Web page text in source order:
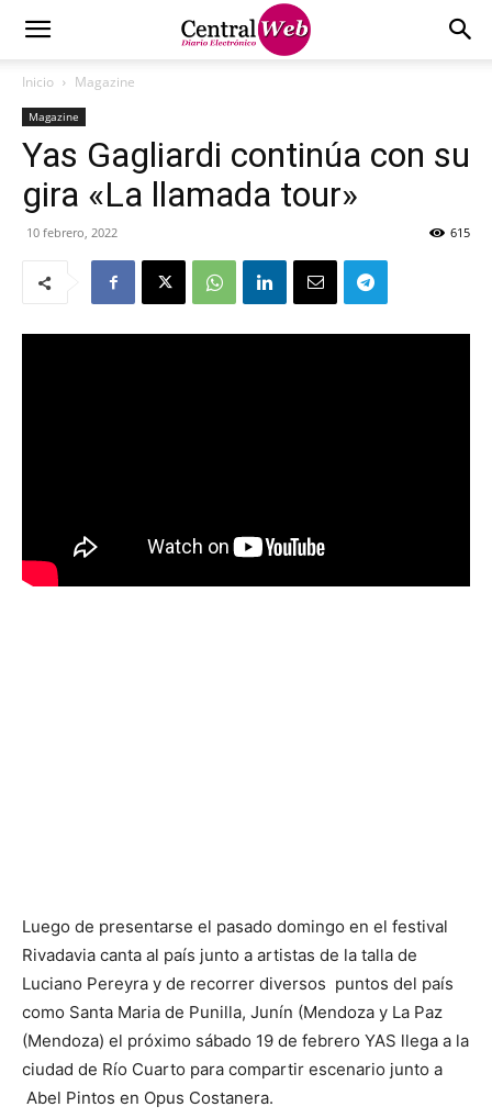
Inicio Magazine
Magazine
Yas Gagliardi continúa con su
gira «La llamada tour»
10 febrero, 2022 615
Luego de presentarse el pasado domingo en el festival
Rivadavia canta al país junto a artistas de la talla de
Luciano Pereyra y de recorrer diversos puntos del país
como Santa Maria de Punilla, Junín (Mendoza y La Paz
(Mendoza) el próximo sábado 19 de febrero YAS llega a la
ciudad de Río Cuarto para compartir escenario junto a
Abel Pintos en Opus Costanera.